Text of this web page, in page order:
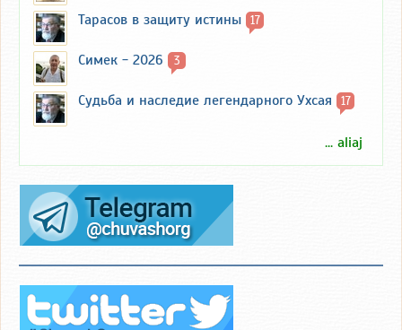
Тарасов в защиту истины 17
Симек - 2026 3
Судьба и наследие легендарного Ухсая 17
... aliaj